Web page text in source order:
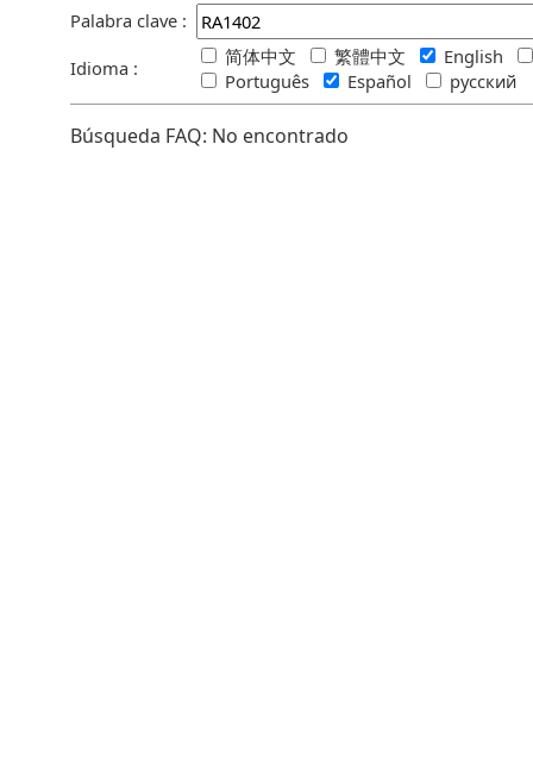
Palabra clave :
Idioma :
简体中文 繁體中文
English
Português
Español русский